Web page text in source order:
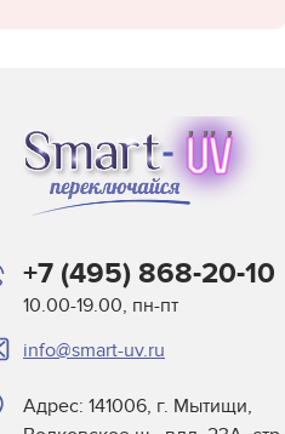
+7 (495) 868-20-10
10.00-19.00, пн-пт
info@smart-uv.ru
Адрес: 141006, г. Мытищи,